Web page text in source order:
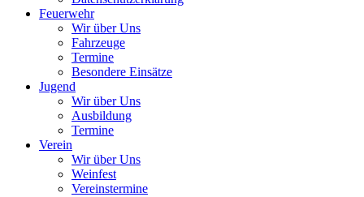
Feuerwehr
Wir über Uns
Fahrzeuge
Termine
Besondere Einsätze
Jugend
Wir über Uns
Ausbildung
Termine
Verein
Wir über Uns
Weinfest
Vereinstermine